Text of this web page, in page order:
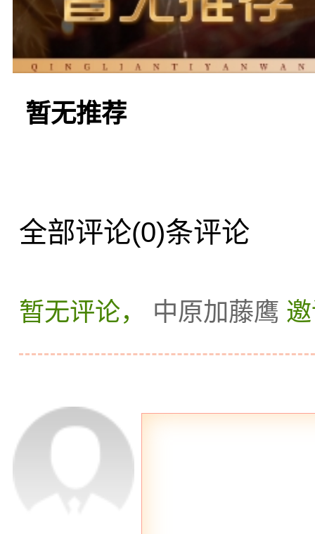
馆”。这家会馆位于公园
环境优美。进入会馆，
房、足浴区等设施，提
受桑拿的同时，还能得到
四一家值得一提的
市中心，装修豪华，设
暂无推荐
全部评论(0)条评论
暂无评论， 中原加藤鹰